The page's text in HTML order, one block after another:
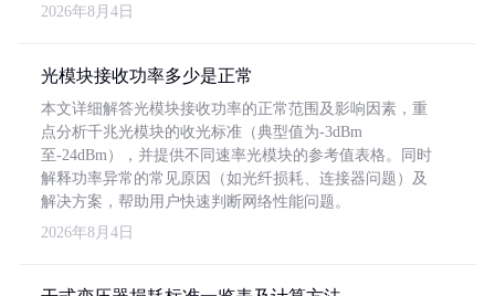
2026年8月4日
光模块接收功率多少是正常
本文详细解答光模块接收功率的正常范围及影响因素，重
点分析千兆光模块的收光标准（典型值为-3dBm
至-24dBm），并提供不同速率光模块的参考值表格。同时
解释功率异常的常见原因（如光纤损耗、连接器问题）及
解决方案，帮助用户快速判断网络性能问题。
2026年8月4日